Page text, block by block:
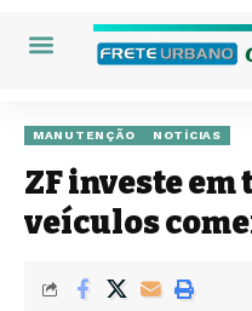
MANUTENÇÃO NOTÍCIAS
ZF investe
veículos